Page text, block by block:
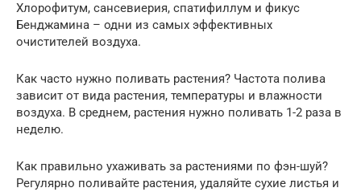
Хлорофитум, сансевиерия, спатифиллум и фикус
Бенджамина – одни из самых эффективных
очистителей воздуха.
Как часто нужно поливать растения? Частота полива
зависит от вида растения, температуры и влажности
воздуха. В среднем, растения нужно поливать 1-2 раза в
неделю.
Как правильно ухаживать за растениями по фэн-шуй?
Регулярно поливайте растения, удаляйте сухие листья и